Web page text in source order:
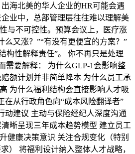
海北美的华人企业的HR可能会遇
业中，总部管理层往往难以理解美
与不可控性。预算会议上，医疗涨
么又涨？”“有没有更便宜的方案？”
构性解释责任”。 你不再只是处理
需要解释： 为什么GLP-1会影响整
额计划并非简单降本 为什么员工承
为什么福利结构会直接影响人才吸
在从行政角色向“成本风险翻译者”
动建议 主动与保险经纪人深度沟通
晰呈现三年成本趋势模型 建立员工
健康决策意识 关注合规变化（特别
） 将福利设计纳入整体人才战略，